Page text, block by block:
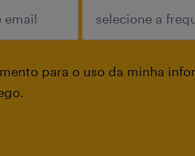
para o uso da minha